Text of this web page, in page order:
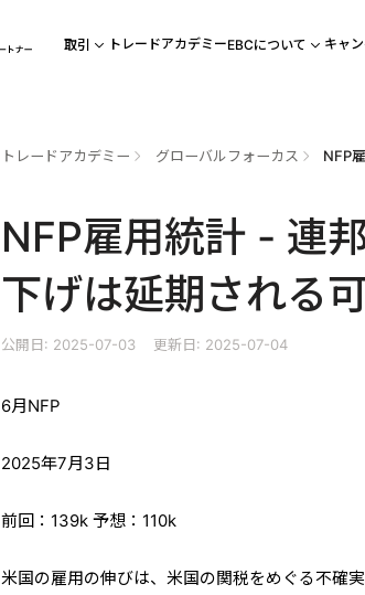
取引 トレードアカデミーEBCについて キャ
トレードアカデミー グローバルフォーカス
NFP雇用統計 - 連
下げは延期される
公開日: 2025-07-03 更新日: 2025-07-04
6月NFP
2025年7月3日
前回：139k 予想：110k
米国の雇用の伸びは、米国の関税をめぐる不確